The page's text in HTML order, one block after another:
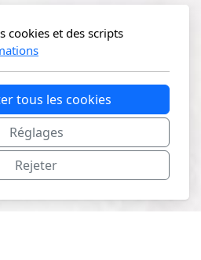
cookies et des scripts
tous les cookies
Réglages
Rejeter